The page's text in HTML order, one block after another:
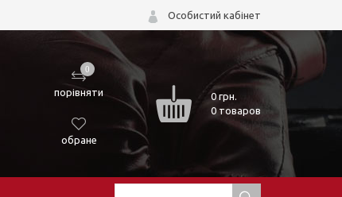
Особистий кабінет
0
порівняти
обране
0грн.
0 товаров